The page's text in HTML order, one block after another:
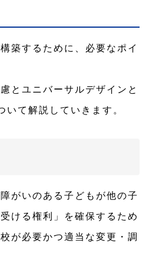
築するために、必要なポイ
とユニバーサルデザインと
て解説していきます。
がいのある子どもが他の子
ける権利」を確保するため
が必要かつ適当な変更・調